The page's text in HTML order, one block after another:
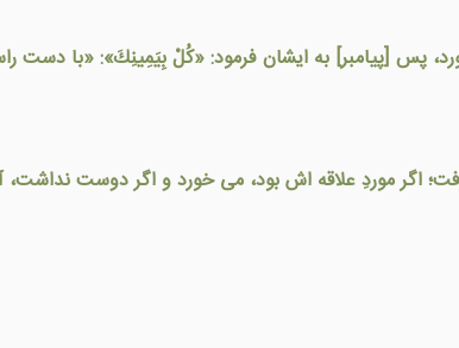
پس [پیامبر] به ایشان فرمود: «كُلْ بِيَمِينِكَ»: «با دست
اگر موردِ علاقه اش بود، می خورد و اگر دوست